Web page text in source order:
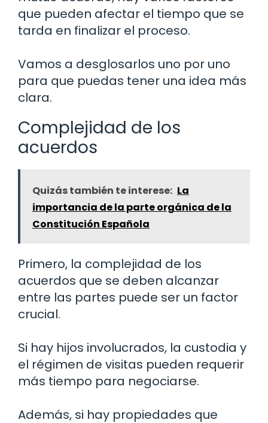
que pueden afectar el tiempo que se
tarda en finalizar el proceso.
Vamos a desglosarlos uno por uno
para que puedas tener una idea más
clara.
Complejidad de los
acuerdos
Quizás también te interese: La
importancia de la parte orgánica de la
Constitución Española
Primero, la complejidad de los
acuerdos que se deben alcanzar
entre las partes puede ser un factor
crucial.
Si hay hijos involucrados, la custodia y
el régimen de visitas pueden requerir
más tiempo para negociarse.
Además, si hay propiedades que